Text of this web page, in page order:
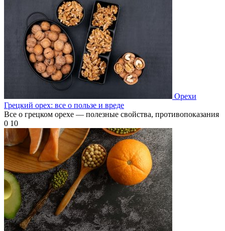
Орехи
Грецкий орех: все о пользе и вреде
Все о грецком орехе — полезные свойства, противопоказания
0 10